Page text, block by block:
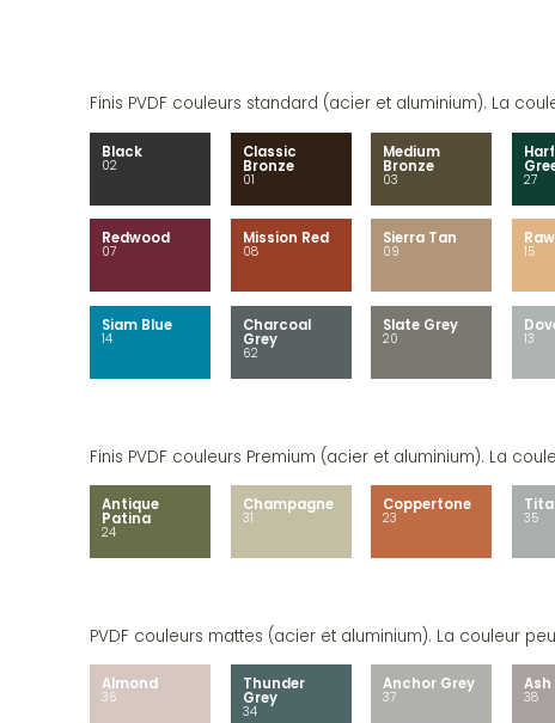
Finis PVDF couleurs standard (acier et aluminium). La
Black
02
Classic
Bronze
01
Medium
Bronze
03 27
Redwood
07
Mission Red
08
Sierra Tan
09 15
Siam Blue
14
Charcoal
Grey
62
Slate Grey
20 13
Finis PVDF couleurs Premium (acier et aluminium). La
Antique
Patina
24
Champagne
31
Coppertone
23 35
PVDF couleurs mattes (acier et aluminium). La couleur
Almond
36
Thunder
Grey
34
Anchor Grey
37
Ash
38